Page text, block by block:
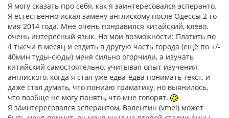
Я могу сказать про себя, как я заинтересовался эсперанто.
Я естественно искал замену англискому после Одессы 2-го
мая 2014 года. Мне очень понравился китайский, клёво,
очень интересный язык. Но мои возможности: Платить по
4 тысчи в месяц и ездить в другую часть города (ещё по +/-
40мин туды-сюды) меня сильно огорчили, а изучать
китийский самостоятельно, учитывая опыт изучения
англиского, когда я стал уже едва-едва понимать текст, и
даже стал думать, что пониаю граматику, но выянилось,
что вообще не могу понять, что мне говорят.
Я заинтересовался эсперантом, Валентин (vmel) может